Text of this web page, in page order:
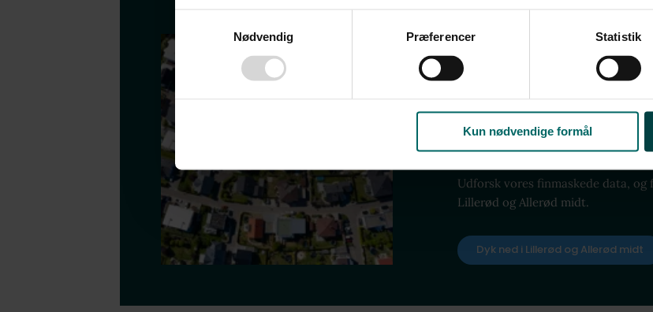
Ved at klikke på ”OK” giver du samtykke til alle formål. Du kan til enhver tid læse
tilbagekalde dit samtykke ved at følge linket til vores
. Oplysninger
Selection
Nødvendig Præferencer Statistik
Kun nødvendige formål
Bliv
nye
nabolag
Udforsk vores finmaskede data,
Lillerød og Allerød midt.
Dyk ned i Lillerød og Allerød midt